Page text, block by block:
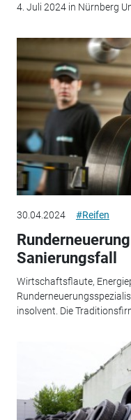
4. Juli 2024 in Nürnberg
30.04.2024 #Reifen
Sanierungsfall
Wirtschaftsflaute,
insolvent. Die